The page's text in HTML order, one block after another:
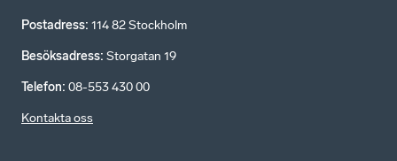
Postadress: 114 82 Stockholm
Besöksadress: Storgatan 19
Telefon: 08-553 430 00
Kontakta oss